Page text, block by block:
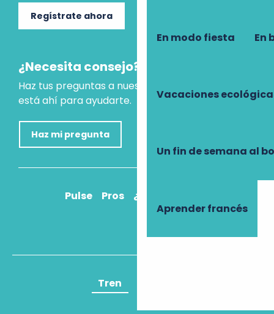
En modo fiesta En
Vacaciones
Un fin de semana al
Aprender francés
Regístrate ahora
¿Necesita consejo?
Haz tus preguntas a nuestro asistente virtual, que
está ahí para ayudarte.
Haz mi pregunta
Pulse Pros ¿Cómo llegar?
Tren